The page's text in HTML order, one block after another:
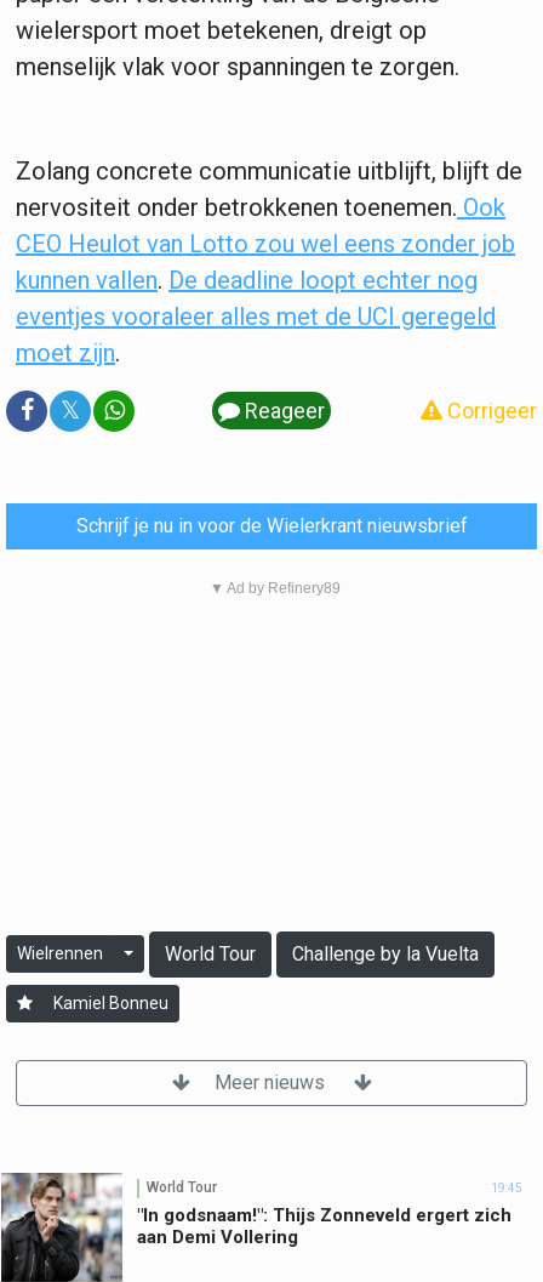
wielersport moet betekenen, dreigt op
menselijk vlak voor spanningen te zorgen.
Zolang concrete communicatie uitblijft, blijft de
nervositeit onder betrokkenen toenemen. Ook
CEO Heulot van Lotto zou wel eens zonder job
kunnen vallen. De deadline loopt echter nog
eventjes vooraleer alles met de UCI geregeld
moet zijn.
𝕏 Reageer Corrigeer
Schrijf je nu in voor de Wielerkrant nieuwsbrief
▼ Ad by Refinery89
Wielrennen World Tour Challenge by la Vuelta
Kamiel Bonneu
Meer nieuws
World Tour 19:45
"In godsnaam!": Thijs Zonneveld ergert zich
aan Demi Vollering